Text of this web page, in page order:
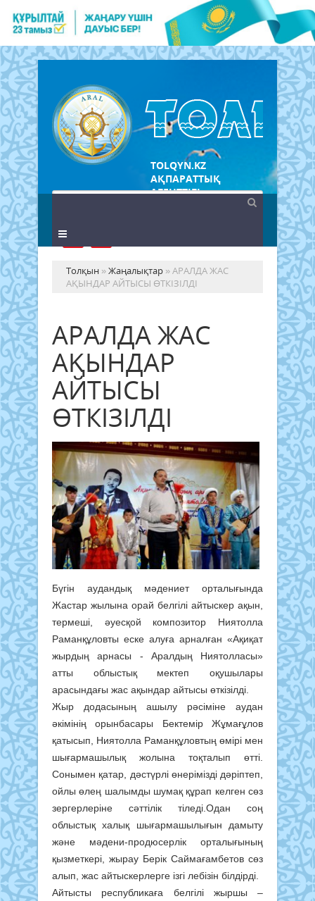
TOLQYN.KZ
АҚПАРАТТЫҚ
АГЕНТТІГІ
Толқын »Жаңалықтар » АРАЛДА ЖАС
АҚЫНДАР АЙТЫСЫ ӨТКІЗІЛДІ
АРАЛДА ЖАС
АҚЫНДАР
АЙТЫСЫ
ӨТКІЗІЛДІ
Бүгін аудандық мәдениет орталығында
Жастар жылына орай белгілі айтыскер ақын,
термеші, әуесқой композитор Ниятолла
Раманқұловты еске алуға арналған «Ақиқат
жырдың арнасы - Аралдың Ниятолласы»
атты облыстық мектеп оқушылары
арасындағы жас ақындар айтысы өткізілді.
Жыр додасының ашылу рәсіміне аудан
әкімінің орынбасары Бектемір Жұмағұлов
қатысып, Ниятолла Раманқұловтың өмірі мен
шығармашылық жолына тоқталып өтті.
Сонымен қатар, дәстүрлі өнерімізді дәріптеп,
ойлы өлең шалымды шумақ құрап келген сөз
зергерлеріне сәттілік тіледі.Одан соң
облыстық халық шығармашылығын дамыту
және мәдени-продюсерлік орталығының
қызметкері, жырау Берік Саймағамбетов сөз
алып, жас айтыскерлерге ізгі лебізін білдірді.
Айтысты республикаға белгілі жыршы –